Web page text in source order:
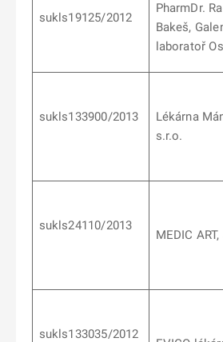
sukls19125/2012
PharmDr.
Bakeš,
laboratoř
sukls133900/2013
Lékárna
s.r.o.
sukls24110/2013
MEDIC
sukls133035/2012